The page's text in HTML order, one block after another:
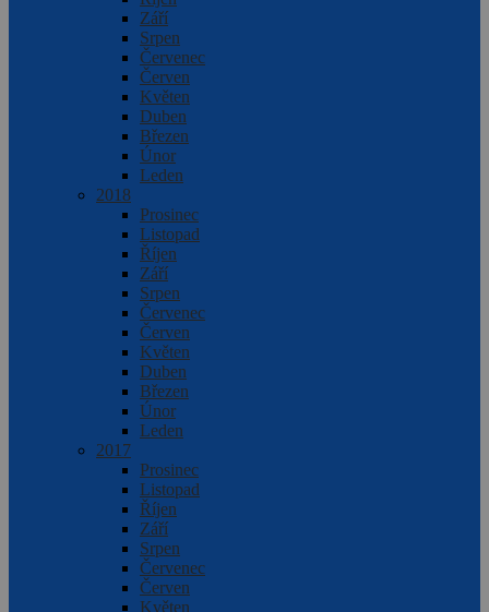
Září
Srpen
Červenec
Červen
Květen
Duben
Březen
Únor
Leden
2018
Prosinec
Listopad
Říjen
Září
Srpen
Červenec
Červen
Květen
Duben
Březen
Únor
Leden
2017
Prosinec
Listopad
Říjen
Září
Srpen
Červenec
Červen
Květen